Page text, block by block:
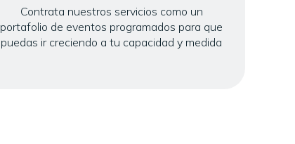
Contrata nuestros servicios como un
portafolio de eventos programados para que
puedas ir creciendo a tu capacidad y medida